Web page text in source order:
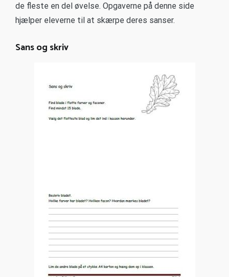
de fleste en del øvelse. Opgaverne på denne side
hjælper eleverne til at skærpe deres sanser.
Sans og skriv